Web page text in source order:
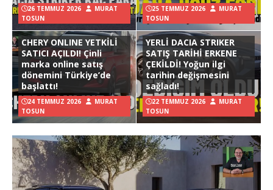
26 TEMMUZ 2026
MURAT
TOSUN
25 TEMMUZ 2026
MURAT
TOSUN
CHERY ONLINE YETKİLİ
SATICI AÇILDI! Çinli
marka online satış
dönemini Türkiye’de
başlattı!
24 TEMMUZ 2026
MURAT
TOSUN
YERLİ DACIA STRIKER
SATIŞ TARİHİ ERKENE
ÇEKİLDİ! Yoğun ilgi
tarihin değişmesini
sağladı!
22 TEMMUZ 2026
MURAT
TOSUN